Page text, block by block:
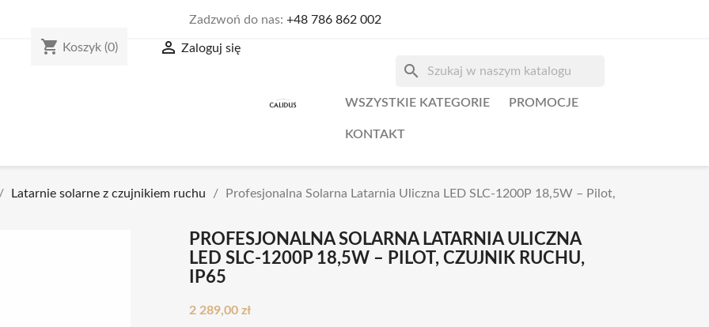
Zadzwoń do nas: +48 786 862 002
shopping_cart Koszyk (0)  Zaloguj się
search
WSZYSTKIE KATEGORIE PROMOCJE
KONTAKT
Latarnie solarne z czujnikiem ruchu Profesjonalna Solarna Latarnia Uliczna LED SLC-1200P 18,5W – Pilot,
PROFESJONALNA SOLARNA LATARNIA ULICZNA
LED SLC-1200P 18,5W – PILOT, CZUJNIK RUCHU,
IP65
2 289,00 zł